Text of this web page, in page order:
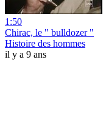
1:50
Chirac, le " bulldozer "
Histoire des hommes
il y a 9 ans